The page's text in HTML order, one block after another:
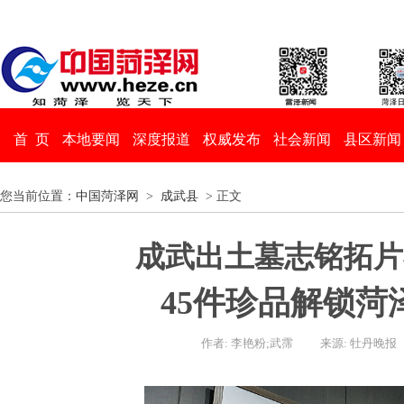
首 页 本地要闻 深度报道 权威发布 社会新闻 县区新闻
您当前位置： 中国菏泽网 > 成武县 > 正文
成武出土墓志铭拓
45件珍品解锁菏
作者: 李艳粉;武霈 来源: 牡丹晚报